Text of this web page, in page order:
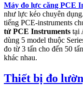
Máy đo lực căng PCE
như lực kéo chuyên
tiếng PCE-instruments
tử PCE Instruments tại
dùng 5 model thuộc
đo từ 3 tấn cho đến 50
khác nhau.
Thiết bị đo